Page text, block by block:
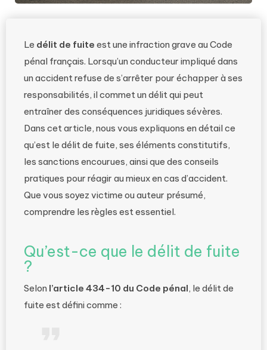
Le délit de fuite est une infraction grave au Code
pénal français. Lorsqu’un conducteur impliqué dans
un accident refuse de s’arrêter pour échapper à ses
responsabilités, il commet un délit qui peut
entraîner des conséquences juridiques sévères.
Dans cet article, nous vous expliquons en détail ce
qu’est le délit de fuite, ses éléments constitutifs,
les sanctions encourues, ainsi que des conseils
pratiques pour réagir au mieux en cas d’accident.
Que vous soyez victime ou auteur présumé,
comprendre les règles est essentiel.
Qu’est-ce que le délit de fuite
?
Selon l’article 434-10 du Code pénal, le délit de
fuite est défini comme :